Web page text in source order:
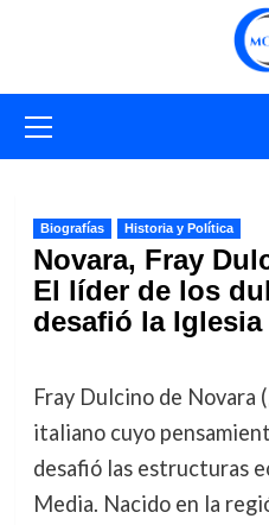
primario
Biografías Historia y Política
Novara, Fray
El líder de los
desafió la Iglesia
Fray Dulcino de
italiano cuyo
desafió las estructuras
Media. Nacido en la